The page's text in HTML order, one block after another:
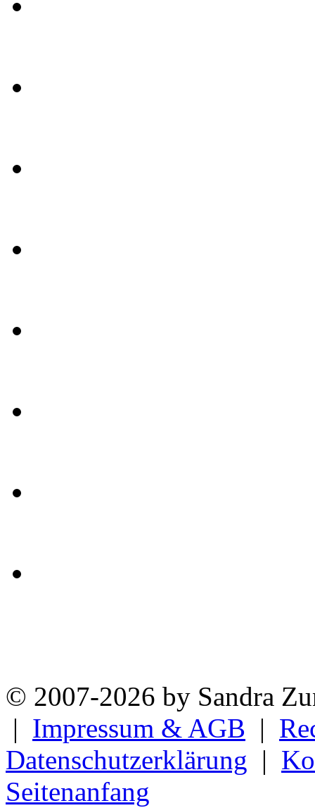
© 2007-2026 by Sandra
| Impressum & AGB |
Datenschutzerklärung |
Seitenanfang